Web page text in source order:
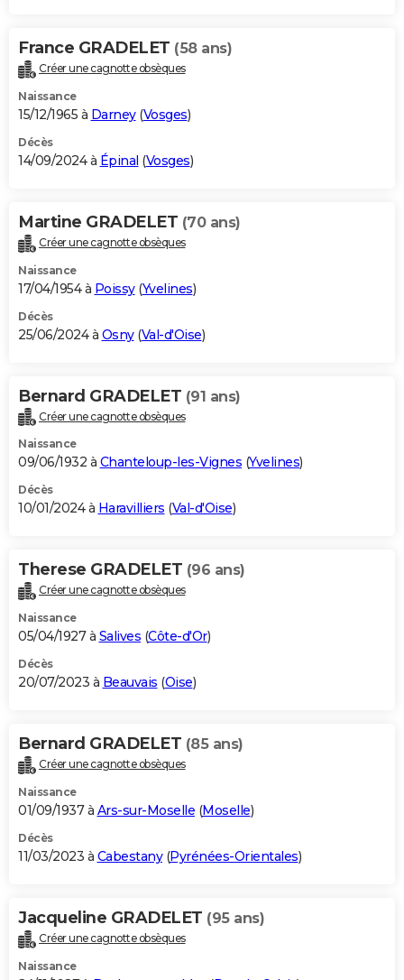
France GRADELET (58 ans)
Créer une cagnotte obsèques
Naissance
15/12/1965 à Darney(Vosges)
Décès
14/09/2024 à Épinal (Vosges)
Martine GRADELET (70 ans)
Créer une cagnotte obsèques
Naissance
17/04/1954 à Poissy(Yvelines)
Décès
25/06/2024 à Osny(Val-d'Oise)
Bernard GRADELET (91 ans)
Créer une cagnotte obsèques
Naissance
09/06/1932 à Chanteloup-les-Vignes (Yvelines)
Décès
10/01/2024 à Haravilliers (Val-d'Oise)
Therese GRADELET (96 ans)
Créer une cagnotte obsèques
Naissance
05/04/1927 à Salives (Côte-d'Or)
Décès
20/07/2023 à Beauvais (Oise)
Bernard GRADELET (85 ans)
Créer une cagnotte obsèques
Naissance
01/09/1937 à Ars-sur-Moselle (Moselle)
Décès
11/03/2023 à Cabestany(Pyrénées-Orientales)
Jacqueline GRADELET (95 ans)
Créer une cagnotte obsèques
Naissance